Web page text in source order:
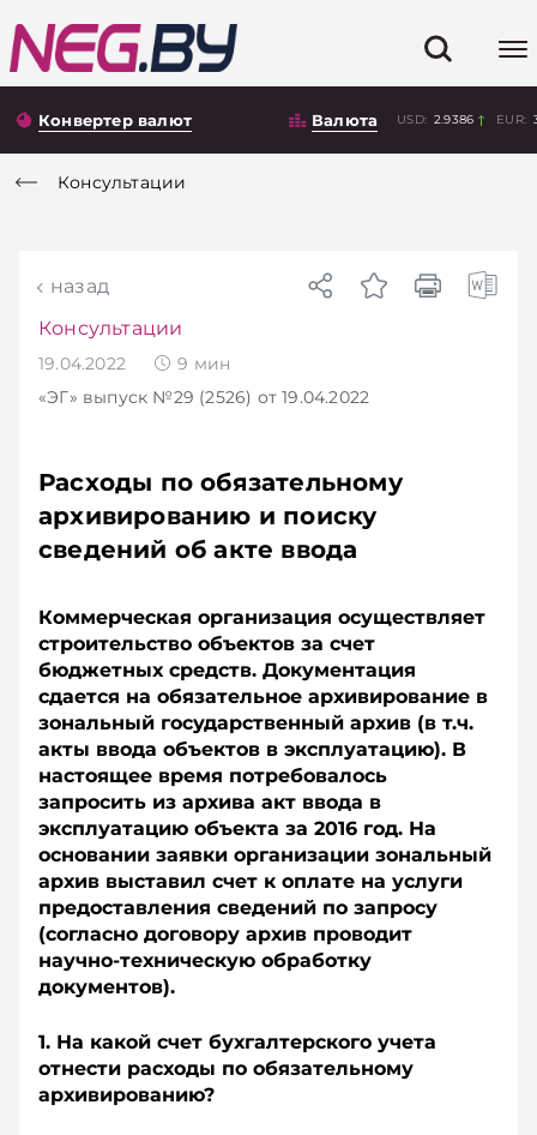
Конвертер валют Валюта USD: 2.9386 EUR:
Консультации
назад
Консультации
19.04.2022 9 мин
«ЭГ» выпуск №29 (2526) от 19.04.2022
Расходы по обязательному
архивированию и поиску
сведений об акте ввода
Коммерческая организация осуществляет
строительство объектов за счет
бюджетных средств. Документация
сдается на обязательное архивирование в
зональный государственный архив (в т.ч.
акты ввода объектов в эксплуатацию). В
настоящее время потребовалось
запросить из архива акт ввода в
эксплуатацию объекта за 2016 год. На
основании заявки организации зональный
архив выставил счет к оплате на услуги
предоставления сведений по запросу
(согласно договору архив проводит
научно-техническую обработку
документов).
1. На какой счет бухгалтерского учета
отнести расходы по обязательному
архивированию?